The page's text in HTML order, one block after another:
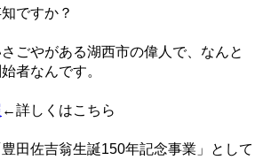
ですか？
ごやがある湖西市の偉人で、なんと
者なんです。
←詳しくはこちら
田佐吉翁生誕150年記念事業」として